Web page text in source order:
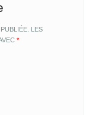
LES
*